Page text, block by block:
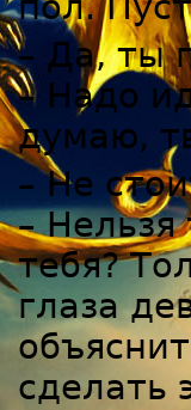
– Да, ты
– Надо
думаю,
– Не
– Нельзя
тебя?
глаза
сделать